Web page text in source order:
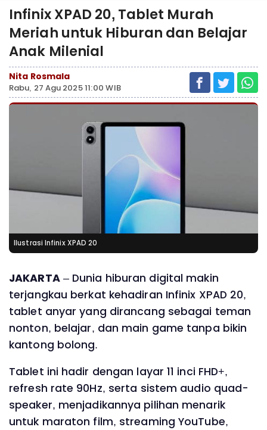
Infinix XPAD 20, Tablet Murah
Meriah untuk Hiburan dan Belajar
Anak Milenial
Nita Rosmala
Rabu, 27 Agu 2025 11:00 WIB
Ilustrasi Infinix XPAD 20
JAKARTA– Dunia hiburan digital makin
terjangkau berkat kehadiran Infinix XPAD 20,
tablet anyar yang dirancang sebagai teman
nonton, belajar, dan main game tanpa bikin
kantong bolong.
Tablet ini hadir dengan layar 11 inci FHD+,
refresh rate 90Hz, serta sistem audio quad-
speaker, menjadikannya pilihan menarik
untuk maraton film, streaming YouTube,